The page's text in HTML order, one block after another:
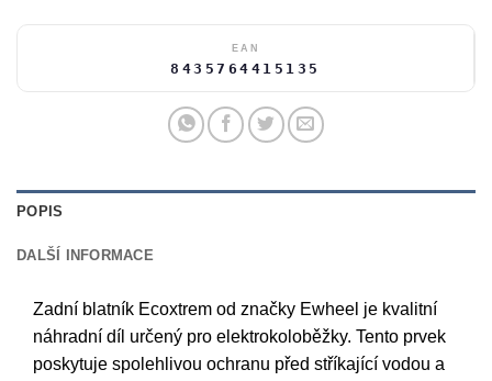
EAN
8435764415135
POPIS
DALŠÍ INFORMACE
Zadní blatník Ecoxtrem od značky Ewheel je kvalitní
náhradní díl určený pro elektrokoloběžky. Tento prvek
poskytuje spolehlivou ochranu před stříkající vodou a